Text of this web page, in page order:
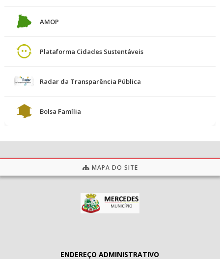
AMOP
Plataforma Cidades Sustentáveis
Radar da Transparência Pública
Bolsa Família
MAPA DO SITE
ENDEREÇO ADMINISTRATIVO